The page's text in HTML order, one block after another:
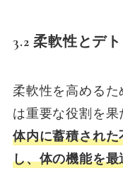
3.2 柔軟性とデ
柔軟性を高めるた
は重要な役割を
体内に蓄積され
し、体の機能を